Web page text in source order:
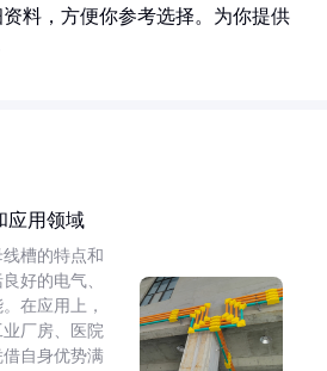
料，方便你参考选择。为你提供
应用领域
槽的特点和
好的电气、
在应用上，
厂房、医院
自身优势满